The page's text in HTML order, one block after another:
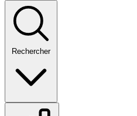
Rechercher